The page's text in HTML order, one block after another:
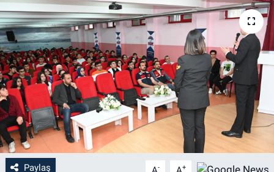
Paylaş - +